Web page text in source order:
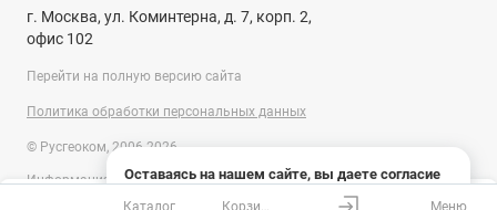
Оставаясь на нашем сайте, вы даете согласие
на использование файлов cookies и сбор данных
г. Москва, ул. Коминтерна, д. 7, корп. 2,
офис 102
Перейти на полную версию сайта
Политика обработки персональных данных
© Русгеоком, 2006-2026
Информация на сайте носит справочный характер и не является
публичной офертой, определяемой положениями Статьи 437
Каталог Меню